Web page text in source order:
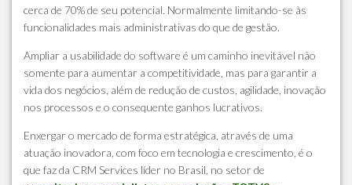
cerca de 70% de seu potencial. Normalmente limitando-se às
funcionalidades mais administrativas do que de gestão.
Ampliar a usabilidade do software é um caminho inevitável não
somente para aumentar a competitividade, mas para garantir a
vida dos negócios, além de redução de custos, agilidade, inovação
nos processos e o consequente ganhos lucrativos.
Enxergar o mercado de forma estratégica, através de uma
atuação inovadora, com foco em tecnologia e crescimento, é o
que faz da CRM Services líder no Brasil, no setor de